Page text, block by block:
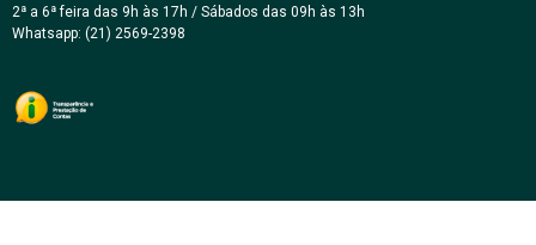
2ª a 6ª feira das 9h às 17h / Sábados das 09h às 13h
Whatsapp: (21) 2569-2398